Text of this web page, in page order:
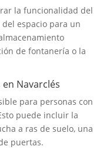
la funcionalidad del
espacio para un
de fontanería o la
Navarclés
para personas con
puede incluir la
a ras de suelo, una
puertas.